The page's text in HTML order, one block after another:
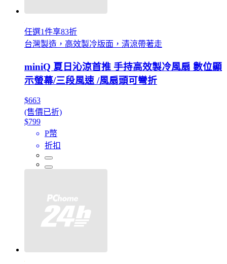
任選1件享83折
台灣製造，高效製冷版面，清涼帶著走
miniQ 夏日沁涼首推 手持高效製冷風扇 數位顯
示螢幕/三段風速 /風扇頭可彎折
$663
(售價已折)
$799
P幣
折扣